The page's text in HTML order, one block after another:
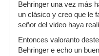
Behringer una vez más
un clásico y creo que le
señor del video haya
Entonces valoranto
Behringer e echo un